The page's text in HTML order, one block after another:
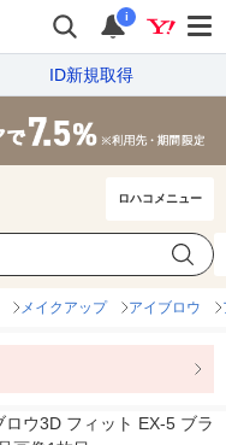
i
ID新規取得
ロハコメニュー
メイクアップ アイブロウ